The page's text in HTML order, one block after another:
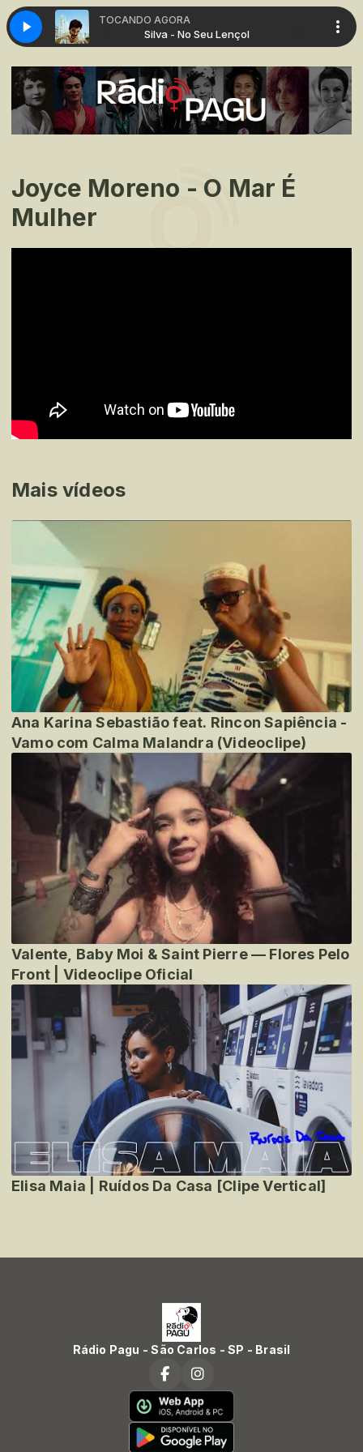
TOCANDO AGORA
Silva - No Seu Lençol
Joyce Moreno - O Mar É
Mulher
Mais vídeos
Ana Karina Sebastião feat. Rincon Sapiência -
Vamo com Calma Malandra (Videoclipe)
Valente, Baby Moi & Saint Pierre — Flores Pelo
Front | Videoclipe Oficial
Elisa Maia | Ruídos Da Casa [Clipe Vertical]
Rádio Pagu - São Carlos - SP - Brasil